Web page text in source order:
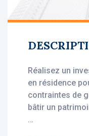
Réalisez un
en résidence
contraintes de
bâtir un